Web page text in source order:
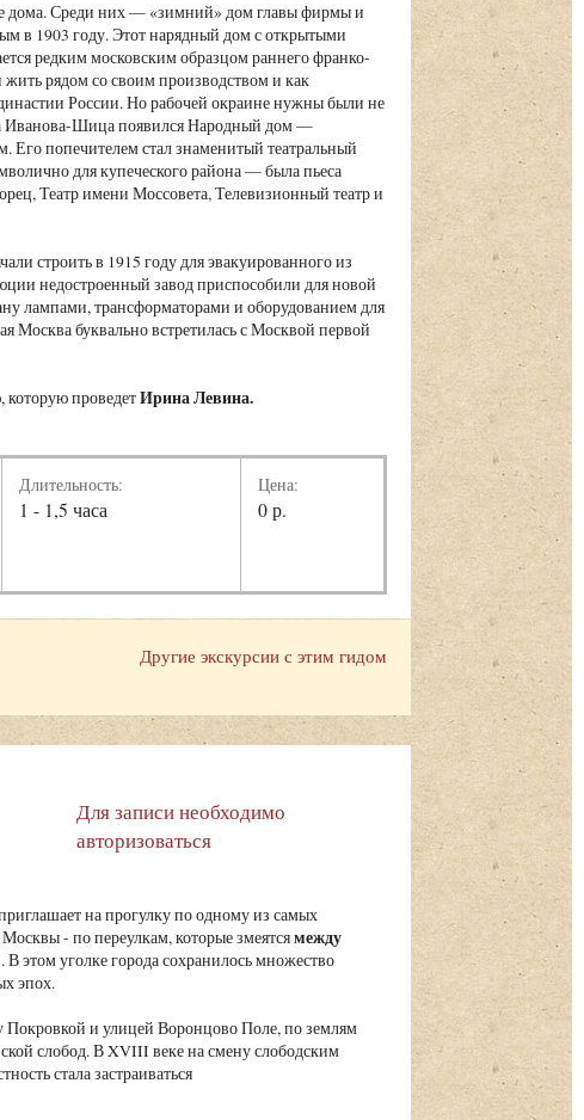
дома. Среди них — «зимний» дом главы фирмы и
в 1903 году. Этот нарядный дом с открытыми
редким московским образцом раннего франко-
рядом со своим производством и как
России. Но рабочей окраине нужны были не
Иванова-Шица появился Народный дом —
Его попечителем стал знаменитый театральный
для купеческого района — была пьеса
Театр имени Моссовета, Телевизионный театр и
строить в 1915 году для эвакуированного из
недостроенный завод приспособили для новой
лампами, трансформаторами и оборудованием для
Москва буквально встретилась с Москвой первой
проведетИрина Левина.
Длительность:
1 - 1,5 часа
Цена:
0 р.
Другие экскурсии с этим гидом
Для записи необходимо
авторизоваться
на прогулку по одному из самых
- по переулкам, которые змеятсямежду
. В этом уголке города сохранилось множество
эпох.
и улицей Воронцово Поле, по землям
слобод. В XVIII веке на смену слободским
стала застраиваться